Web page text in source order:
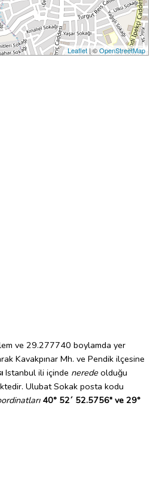
Leaflet| ©OpenStreetMap
ve 29.277740 boylamda yer
Kavakpınar Mh. ve Pendik ilçesine
Istanbul ili içinde nerede olduğu
Ulubat Sokak posta kodu
40° 52´ 52.5756" ve 29°